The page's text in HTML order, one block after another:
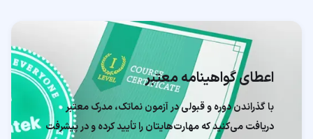
اعطای گواهینامه معتبر
با گذراندن دوره و قبولی در آزمون نماتک، مدرک معتبر
دریافت می‌کنید که مهارت‌هایتان را تأیید کرده و در پیشرفت